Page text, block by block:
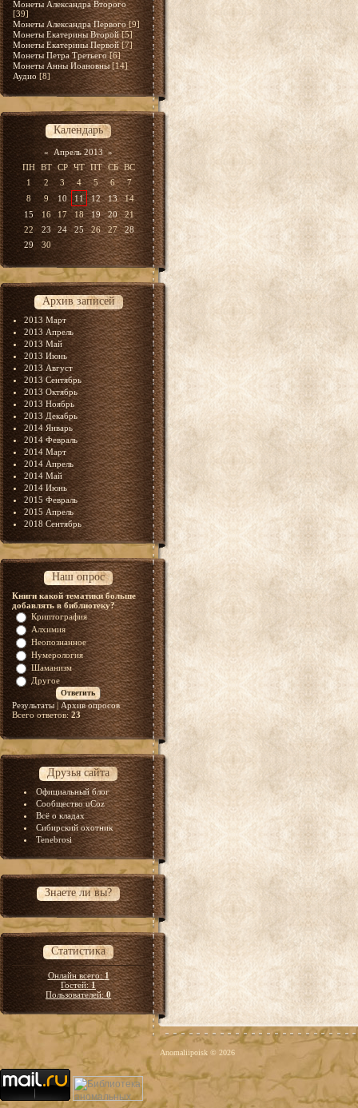
Монеты Александра Второго
[39]
Монеты Александра Первого [9]
Монеты Екатерины Второй [5]
Монеты Екатерины Первой [7]
Монеты Петра Третьего [6]
Монеты Анны Иоановны [14]
Аудио [8]
Календарь
« Апрель 2013 »
ПН ВТ СР ЧТ ПТ СБ ВС
1
2 3 4 5 6
7
8
9 10 11 12 13
14
15
16 17 18 19 20
21
22
23 24 25 26 27
28
29
30
Архив записей
2013 Март
2013 Апрель
2013 Май
2013 Июнь
2013 Август
2013 Сентябрь
2013 Октябрь
2013 Ноябрь
2013 Декабрь
2014 Январь
2014 Февраль
2014 Март
2014 Апрель
2014 Май
2014 Июнь
2015 Февраль
2015 Апрель
2018 Сентябрь
Наш опрос
Книги какой тематики больше
добавлять в библиотеку?
Криптография
Алхимия
Неопознанное
Нумерология
Шаманизм
Другое
Результаты | Архив опросов
Всего ответов:23
Друзья сайта
Официальный блог
Сообщество uCoz
Всё о кладах
Сибирский охотник
Tenebrosi
Знаете ли вы?
Статистика
Онлайн всего:1
Гостей:1
Пользователей:0
Anomaliipoisk © 2026